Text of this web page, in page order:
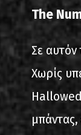
The
Σε αυτόν
Χωρίς